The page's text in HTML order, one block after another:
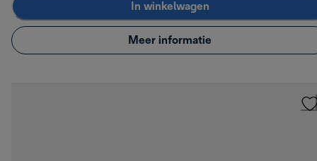
In winkelwagen
Meer informatie